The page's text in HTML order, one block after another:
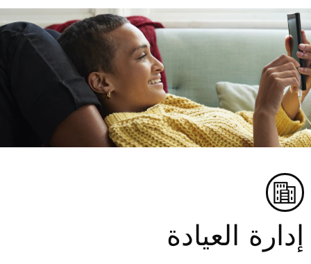
إدارة العيادة